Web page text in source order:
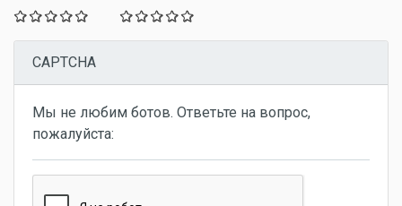
CAPTCHA
Мы не любим ботов. Ответьте на вопрос,
пожалуйста: